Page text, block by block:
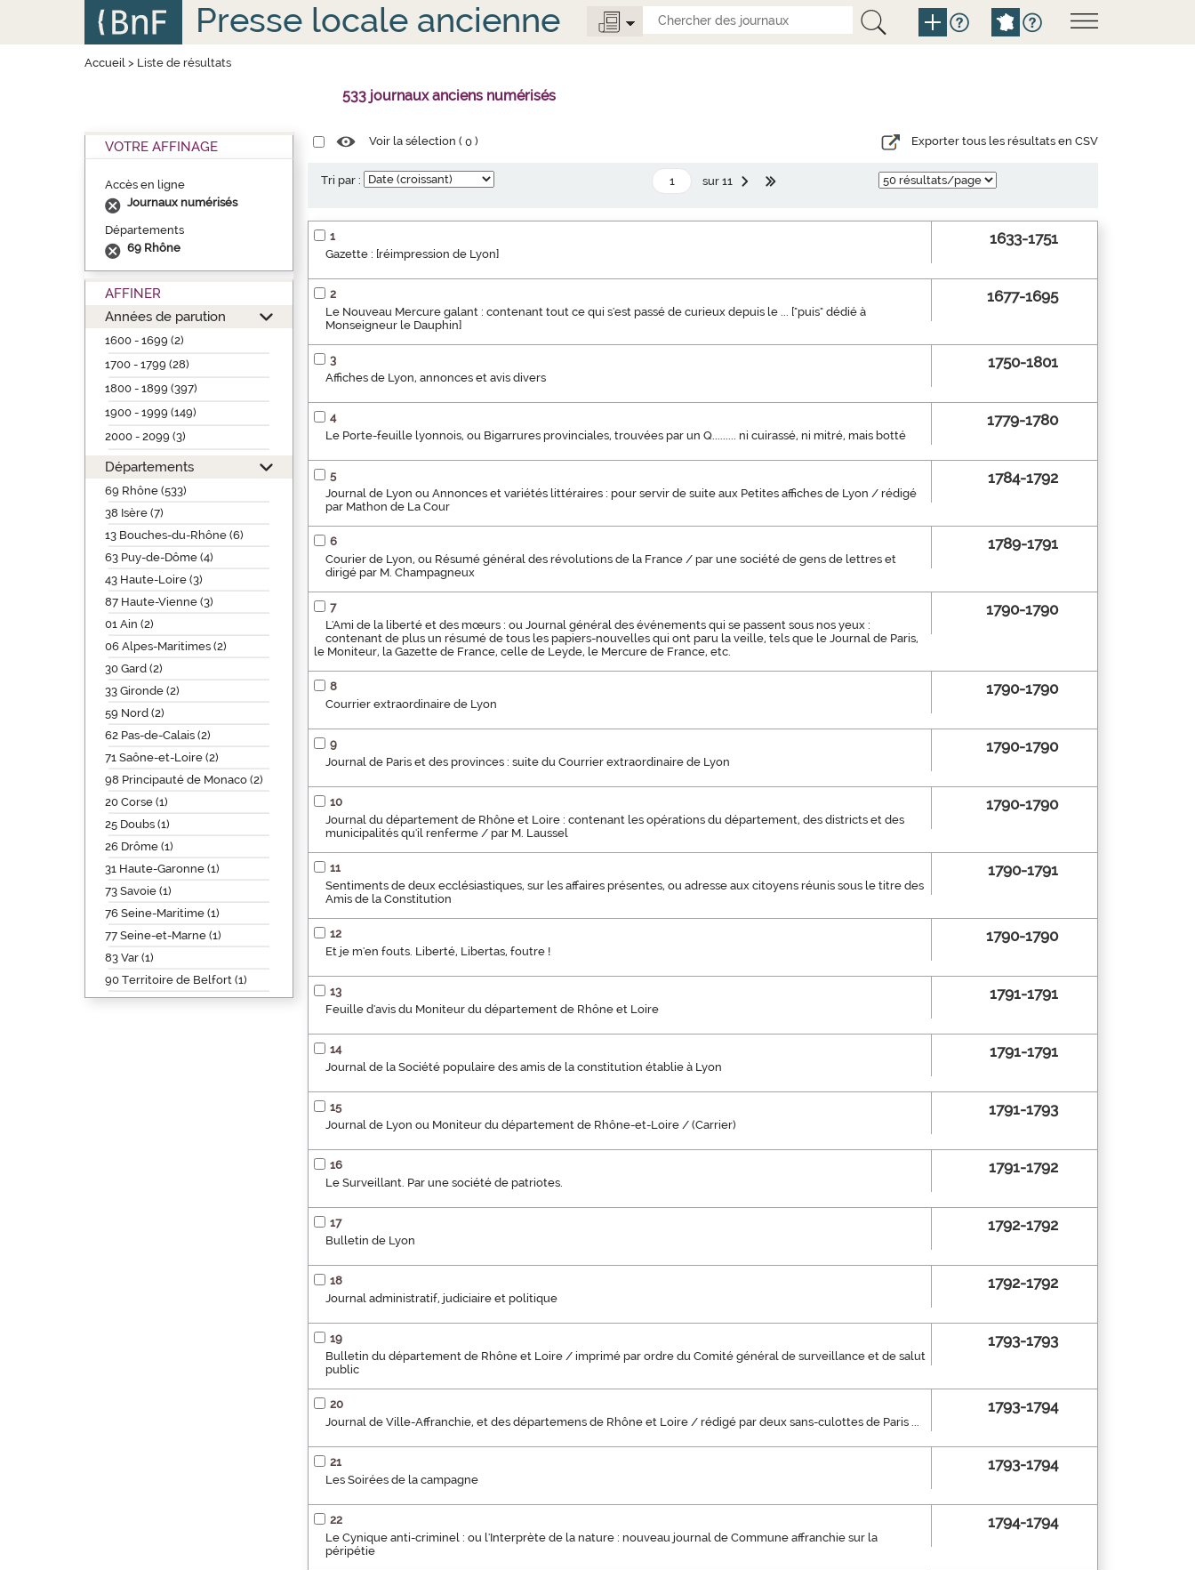
Presse locale ancienne
Accueil> Liste de résultats
533 journaux anciens numérisés
VOTRE AFFINAGE
Accès en ligne
Journaux numérisés
Départements
69 Rhône
AFFINER
Années de parution
1600 - 1699 (2)
1700 - 1799 (28)
1800 - 1899 (397)
1900 - 1999 (149)
2000 - 2099 (3)
Départements
69 Rhône (533)
38 Isère (7)
13 Bouches-du-Rhône (6)
63 Puy-de-Dôme (4)
43 Haute-Loire (3)
87 Haute-Vienne (3)
01 Ain (2)
06 Alpes-Maritimes (2)
30 Gard (2)
33 Gironde (2)
59 Nord (2)
62 Pas-de-Calais (2)
71 Saône-et-Loire (2)
98 Principauté de Monaco (2)
20 Corse (1)
25 Doubs (1)
26 Drôme (1)
31 Haute-Garonne (1)
73 Savoie (1)
76 Seine-Maritime (1)
77 Seine-et-Marne (1)
83 Var (1)
90 Territoire de Belfort (1)
Voir la sélection (0 ) Exporter tous les résultats en CSV
Tri par : sur 11
1
Gazette : [réimpression de Lyon]
1633-1751
2
Le Nouveau Mercure galant : contenant tout ce qui s'est passé de curieux depuis le ... ["puis" dédié à
Monseigneur le Dauphin]
1677-1695
3
Affiches de Lyon, annonces et avis divers
1750-1801
4
Le Porte-feuille lyonnois, ou Bigarrures provinciales, trouvées par un Q......... ni cuirassé, ni mitré, mais botté
1779-1780
5
Journal de Lyon ou Annonces et variétés littéraires : pour servir de suite aux Petites affiches de Lyon / rédigé
par Mathon de La Cour
1784-1792
6
Courier de Lyon, ou Résumé général des révolutions de la France / par une société de gens de lettres et
dirigé par M. Champagneux
1789-1791
7
L'Ami de la liberté et des mœurs : ou Journal général des événements qui se passent sous nos yeux :
contenant de plus un résumé de tous les papiers-nouvelles qui ont paru la veille, tels que le Journal de Paris,
le Moniteur, la Gazette de France, celle de Leyde, le Mercure de France, etc.
1790-1790
8
Courrier extraordinaire de Lyon
1790-1790
9
Journal de Paris et des provinces : suite du Courrier extraordinaire de Lyon
1790-1790
10
Journal du département de Rhône et Loire : contenant les opérations du département, des districts et des
municipalités qu'il renferme / par M. Laussel
1790-1790
11
Sentiments de deux ecclésiastiques, sur les affaires présentes, ou adresse aux citoyens réunis sous le titre des
Amis de la Constitution
1790-1791
12
Et je m'en fouts. Liberté, Libertas, foutre !
1790-1790
13
Feuille d'avis du Moniteur du département de Rhône et Loire
1791-1791
14
Journal de la Société populaire des amis de la constitution établie à Lyon
1791-1791
15
Journal de Lyon ou Moniteur du département de Rhône-et-Loire / (Carrier)
1791-1793
16
Le Surveillant. Par une société de patriotes.
1791-1792
17
Bulletin de Lyon
1792-1792
18
Journal administratif, judiciaire et politique
1792-1792
19
Bulletin du département de Rhône et Loire / imprimé par ordre du Comité général de surveillance et de salut
public
1793-1793
20
Journal de Ville-Affranchie, et des départemens de Rhône et Loire / rédigé par deux sans-culottes de Paris ...
1793-1794
21
Les Soirées de la campagne
1793-1794
22
Le Cynique anti-criminel : ou l'Interprète de la nature : nouveau journal de Commune affranchie sur la
péripétie
1794-1794
Panneau de gestion des cookies